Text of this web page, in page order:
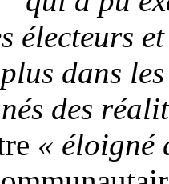
électeurs
dans
des
« éloigné